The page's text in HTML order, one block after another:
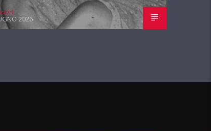
2026